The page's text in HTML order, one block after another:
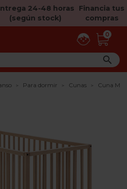
24-48 horas
(según stock)
Financia tus
compras
0

Para dormir Cunas Cuna